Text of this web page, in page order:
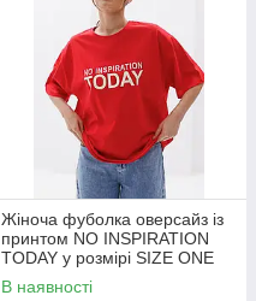
Жіноча фуболка оверсайз із
принтом NO INSPIRATION
TODAY у розмірі SIZE ONE
В наявності